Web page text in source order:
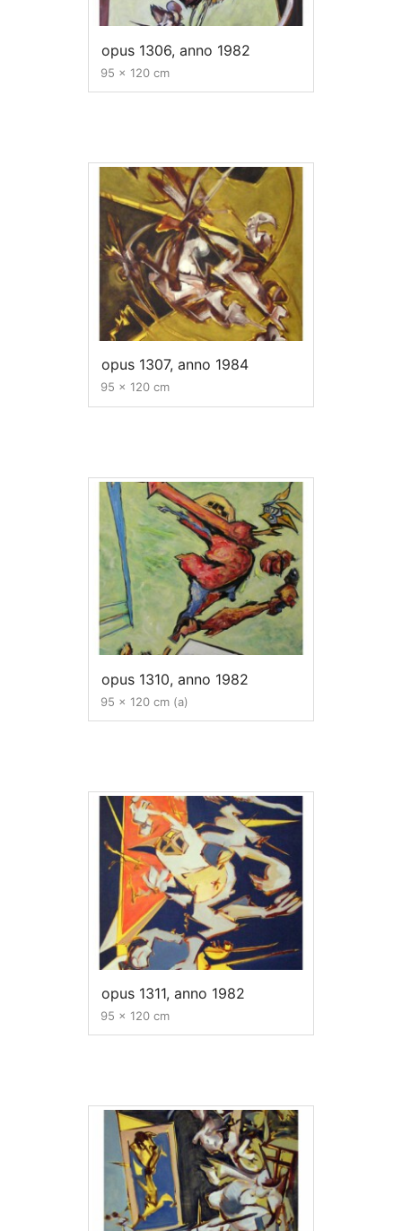
opus 1306, anno 1982
95 x 120 cm
opus 1307, anno 1984
95 x 120 cm
opus 1310, anno 1982
95 x 120 cm (a)
opus 1311, anno 1982
95 x 120 cm